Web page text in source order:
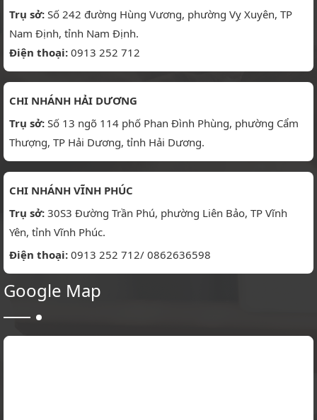
Trụ sở: Số 242 đường Hùng Vương, phường Vỵ Xuyên, TP
Nam Định, tỉnh Nam Định.
Điện thoại: 0913 252 712
CHI NHÁNH HẢI DƯƠNG
Trụ sở: Số 13 ngõ 114 phố Phan Đình Phùng, phường Cẩm
Thượng, TP Hải Dương, tỉnh Hải Dương.
CHI NHÁNH VĨNH PHÚC
Trụ sở: 30S3 Đường Trần Phú, phường Liên Bảo, TP Vĩnh
Yên, tỉnh Vĩnh Phúc.
Điện thoại: 0913 252 712/ 0862636598
Google Map